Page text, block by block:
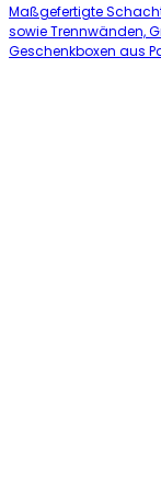
Maßgefertigte
sowie Trennwänden,
Geschenkboxen aus